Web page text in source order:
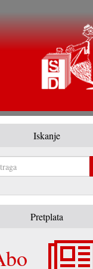
Iskanje
Pretplata